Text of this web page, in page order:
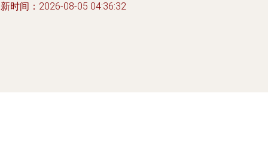
时间：2026-08-05 04:36:32